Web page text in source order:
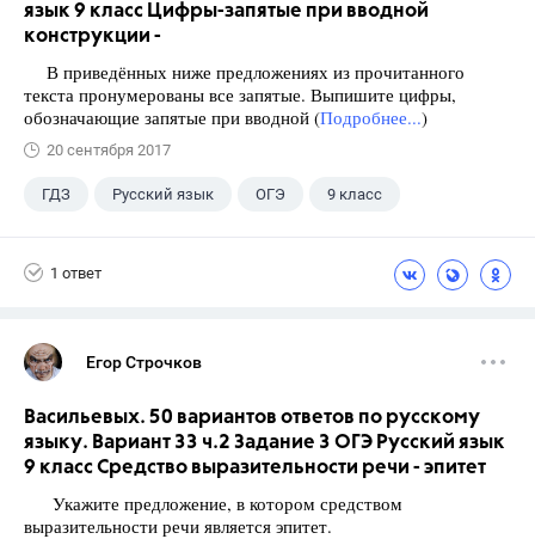
язык 9 класс Цифры-запятые при вводной
конструкции -
В приведённых ниже предложениях из прочитанного
текста пронумерованы все запятые. Выпишите цифры,
обозначающие запятые при вводной (Подробнее...)
20 сентября 2017
ГДЗ Русский язык ОГЭ 9 класс
1 ответ
Егор Строчков
Васильевых. 50 вариантов ответов по русскому
языку. Вариант 33 ч.2 Задание 3 ОГЭ Русский язык
9 класс Средство выразительности речи - эпитет
Укажите предложение, в котором средством
выразительности речи является эпитет.